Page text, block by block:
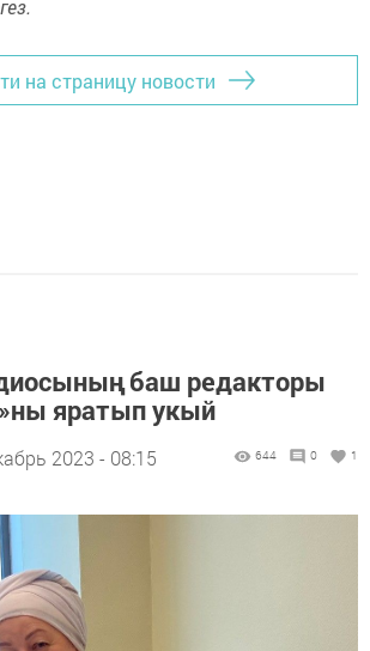
на страницу новости
баш редакторы
яратып укый
2023 - 08:15 644 0 1